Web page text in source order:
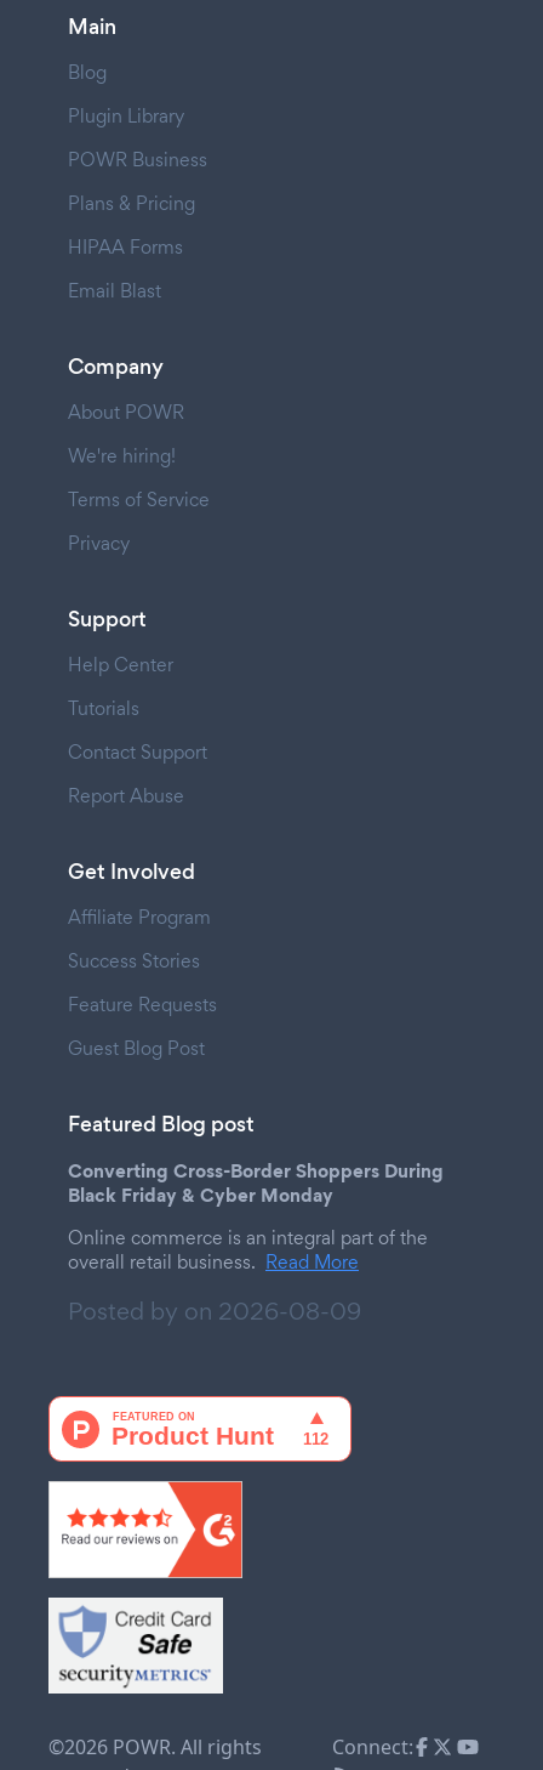
Main
Blog
Plugin Library
POWR Business
Plans & Pricing
HIPAA Forms
Email Blast
Company
About POWR
We're hiring!
Terms of Service
Privacy
Support
Help Center
Tutorials
Contact Support
Report Abuse
Get Involved
Affiliate Program
Success Stories
Feature Requests
Guest Blog Post
Featured Blog post
Converting Cross-Border Shoppers During
Black Friday & Cyber Monday
Online commerce is an integral part of the
overall retail business. Read More
Posted by on 2026-08-09
©2026 POWR. All rights
Connect: